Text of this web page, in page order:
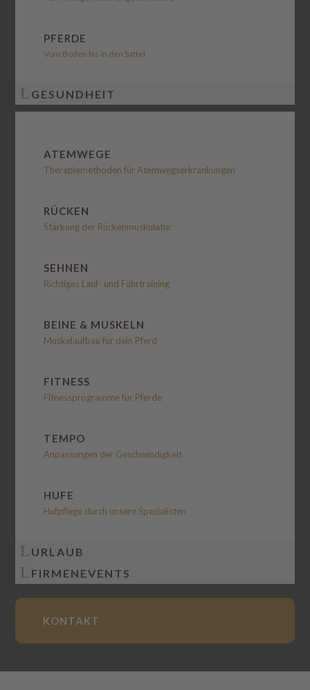
PFERDE
Vom Boden bis in den Sattel
L GESUNDHEIT
ATEMWEGE
Therapiemethoden für Atemwegserkrankungen
RÜCKEN
Stärkung der Rückenmuskulatur
SEHNEN
Richtiges Lauf- und Führtraining
BEINE & MUSKELN
Muskelaufbau für dein Pferd
FITNESS
Fitnessprogramme für Pferde
TEMPO
Anpassungen der Geschwindigkeit
HUFE
Hufpflege durch unsere Spezialisten
L URLAUB
L FIRMENEVENTS
KONTAKT